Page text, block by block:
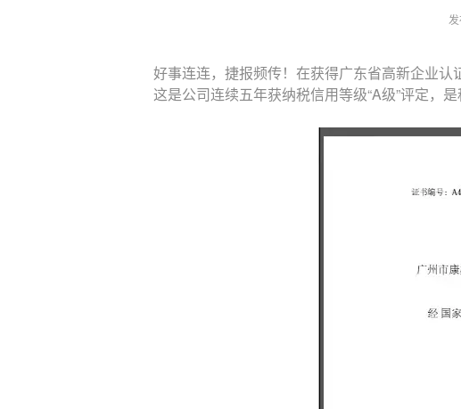
好事连连，捷报频传！在获得广东省高新企业认
这是公司连续五年获纳税信用等级“A级”评定，